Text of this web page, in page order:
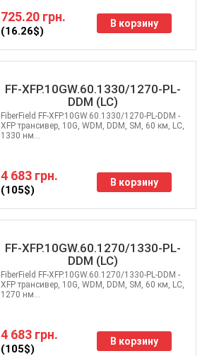
725.20 грн.
(16.26$)
В корзину
FF-XFP.10GW.60.1330/1270-PL-
DDM (LC)
4 683 грн.
(105$)
В корзину
FiberField FF-XFP.10GW.60.1330/1270-PL-DDM -
XFP трансивер, 10G, WDM, DDM, SM, 60 км, LC,
1330 нм...
FF-XFP.10GW.60.1270/1330-PL-
DDM (LC)
4 683 грн.
(105$)
В корзину
FiberField FF-XFP.10GW.60.1270/1330-PL-DDM -
XFP трансивер, 10G, WDM, DDM, SM, 60 км, LC,
1270 нм...